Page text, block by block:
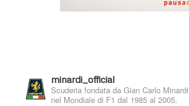
minardi_official
Scuderia fondata da Gian Carlo
nel Mondiale di F1 dal 1985 al 2005.